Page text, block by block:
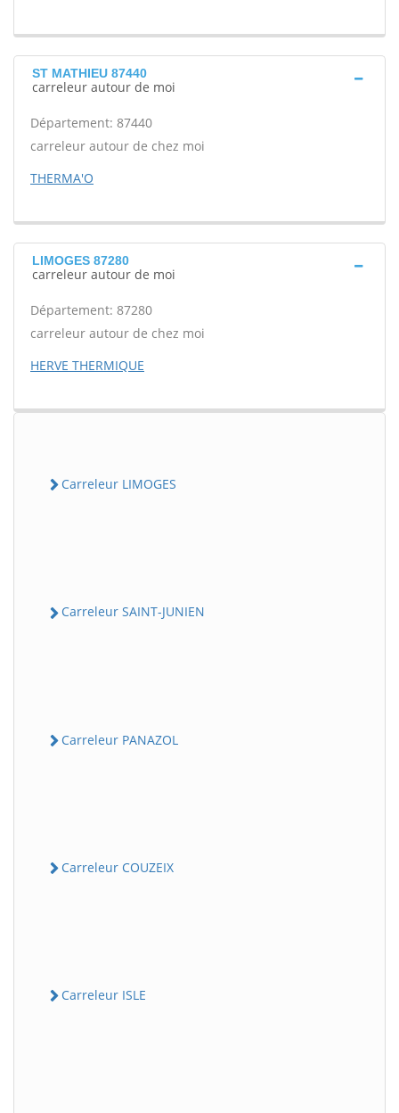
ST MATHIEU 87440
carreleur autour de moi
Département: 87440
carreleur autour de chez moi
THERMA'O
LIMOGES 87280
carreleur autour de moi
Département: 87280
carreleur autour de chez moi
HERVE THERMIQUE
Carreleur LIMOGES
Carreleur SAINT-JUNIEN
Carreleur PANAZOL
Carreleur COUZEIX
Carreleur ISLE